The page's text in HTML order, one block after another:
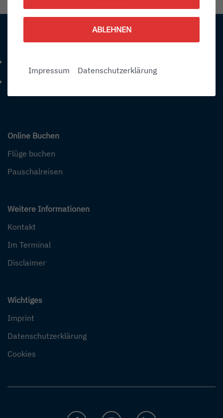
Kontakt
Telefonnummer: 4 9 0 7 5 4 1 2 8 4 0
Online Buchen
Flüge buchen
Pauschalreisen
Weitere Informationen
Kontakt
Im Terminal
Disclaimer
Wichtiges
Imprint
Datenschutzerklärung
Cookies
ABLEHNEN
Impressum Datenschutzerklärung